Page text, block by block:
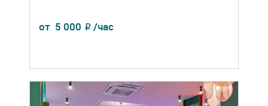
от 5 000 ₽ /час